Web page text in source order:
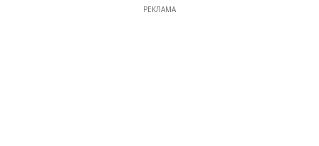
РЕКЛАМА